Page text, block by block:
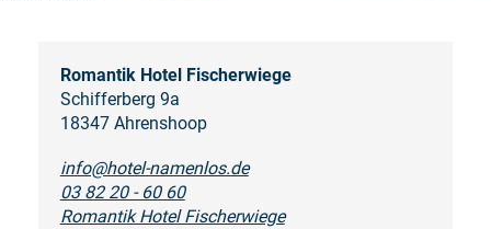
Romantik Hotel Fischerwiege
Schifferberg 9a
18347 Ahrenshoop
info@hotel-namenlos.de
03 82 20 - 60 60
Romantik Hotel Fischerwiege